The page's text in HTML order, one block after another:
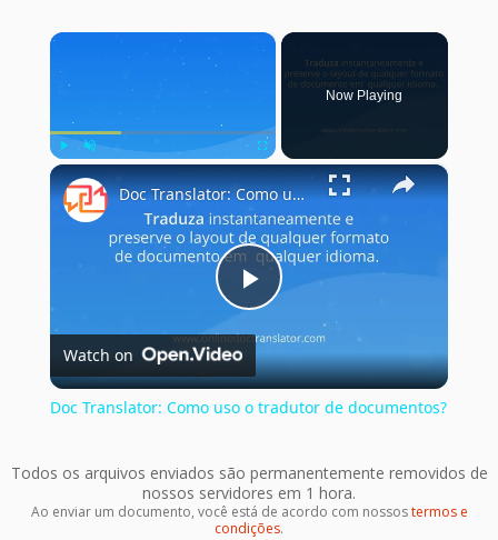
×
Play Unmute Fullscreen
Now Playing
×
Play
Video
Doc Translator: Como uso o tradutor de documentos?
Watch on
Doc Translator: Como uso o tradutor de documentos?
Todos os arquivos enviados são permanentemente removidos de
nossos servidores em 1 hora.
Ao enviar um documento, você está de acordo com nossostermos e
condições.